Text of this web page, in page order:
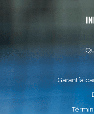
Garantía